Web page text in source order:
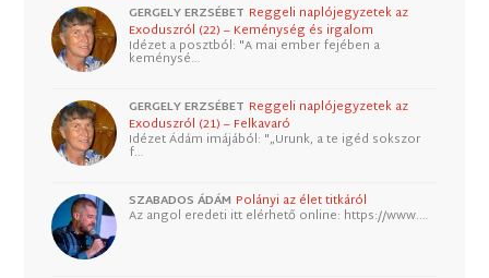
GERGELY ERZSÉBET Reggeli naplójegyzetek az
Exoduszról (22) – Keménység és irgalom
Idézet a posztból: "A mai ember fejében a
keménysé…
GERGELY ERZSÉBET Reggeli naplójegyzetek az
Exoduszról (21) – Felkavaró
Idézet Ádám imájából: "„Urunk, a te igéd sokszor
f…
SZABADOS ÁDÁM Polányi az élet titkáról
Az angol eredeti itt elérhető online: https://www.…